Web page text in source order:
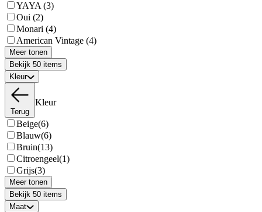
YAYA (3)
Oui (2)
Monari (4)
American Vintage (4)
Meer tonen
Bekijk 50 items
Kleur
Terug
Kleur
Beige(6)
Blauw(6)
Bruin(13)
Citroengeel(1)
Grijs(3)
Meer tonen
Bekijk 50 items
Maat